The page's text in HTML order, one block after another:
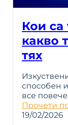
Кои са
какво
тях
способен
все
Прочети
19/02/2026